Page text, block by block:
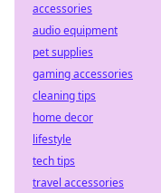
accessories
audio equipment
pet supplies
gaming accessories
cleaning tips
home decor
lifestyle
tech tips
travel accessories